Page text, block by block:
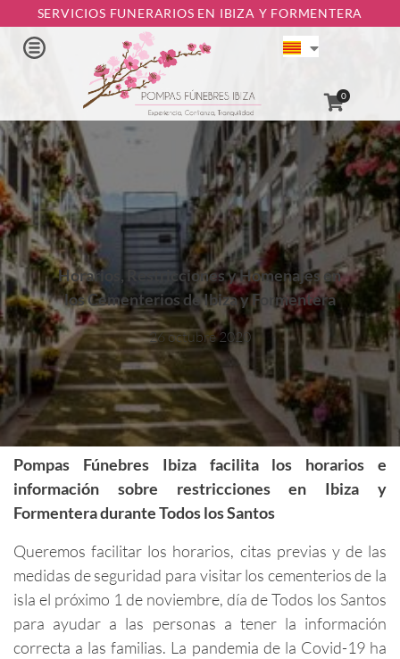
SERVICIOS FUNERARIOS EN IBIZA Y FORMENTERA
0
Horarios, Restricciones y Homenajes en
los Cementerios de Ibiza y Formentera
26 octubre 2020
Pompas Fúnebres Ibiza facilita los horarios e
información sobre restricciones en Ibiza y
Formentera durante Todos los Santos
Queremos facilitar los horarios, citas previas y de las
medidas de seguridad para visitar los cementerios de la
isla el próximo 1 de noviembre, día de Todos los Santos
para ayudar a las personas a tener la información
correcta a las familias. La pandemia de la Covid-19 ha